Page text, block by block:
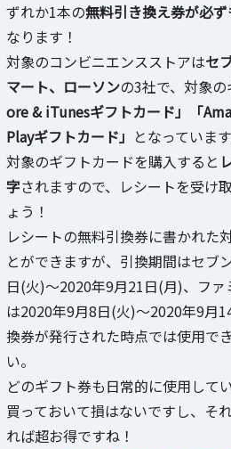
ずれか1本の無料引き換え券が必
なります！
対象のコンビニエンスストアはセ
マート、ローソンの3社で、対象
ore & iTunesギフトカード」「
Playギフトカード」 となっています
対象のギフトカードを購入すると
字されますので、レシートを受け
ょう！
レシートの無料引換券に書かれた
とができますが、引換期間はセブ
日(火)～2020年9月21日(月)、フ
は2020年9月8日(火)～2020年9月
換券が発行された時点では使用で
い。
どのギフト券も日常的に使用して
買っておいて損はないですし、そ
れば超お得ですね！